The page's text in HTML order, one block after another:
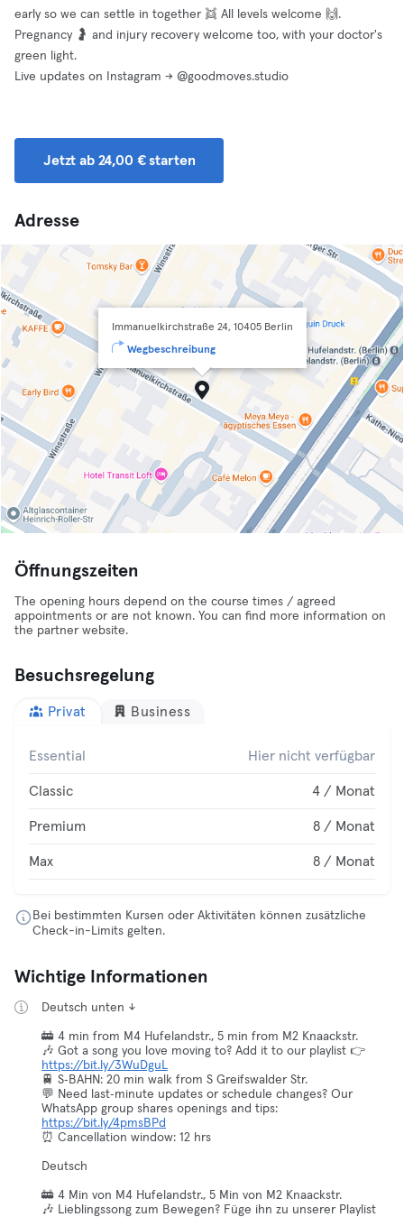
early so we can settle in together 👯 All levels welcome 🙌.
Pregnancy 🤰 and injury recovery welcome too, with your doctor's
green light.
Live updates on Instagram → @goodmoves.studio
Jetzt ab 24,00 € starten
Adresse
Immanuelkirchstraße 24, 10405 Berlin
Wegbeschreibung
Öffnungszeiten
The opening hours depend on the course times / agreed
appointments or are not known. You can find more information on
the partner website.
Besuchsregelung
Privat Business
Essential Hier nicht verfügbar
Classic 4 / Monat
Premium 8 / Monat
Max 8 / Monat
Bei bestimmten Kursen oder Aktivitäten können zusätzliche
Check-in-Limits gelten.
Wichtige Informationen
Deutsch unten ↓
🚋 4 min from M4 Hufelandstr., 5 min from M2 Knaackstr.
🎶 Got a song you love moving to? Add it to our playlist 👉
https://bit.ly/3WuDguL
🚆 S‑BAHN: 20 min walk from S Greifswalder Str.
💬 Need last‑minute updates or schedule changes? Our
WhatsApp group shares openings and tips:
https://bit.ly/4pmsBPd
⏰ Cancellation window: 12 hrs
Deutsch
🚋 4 Min von M4 Hufelandstr., 5 Min von M2 Knaackstr.
🎶 Lieblingssong zum Bewegen? Füge ihn zu unserer Playlist